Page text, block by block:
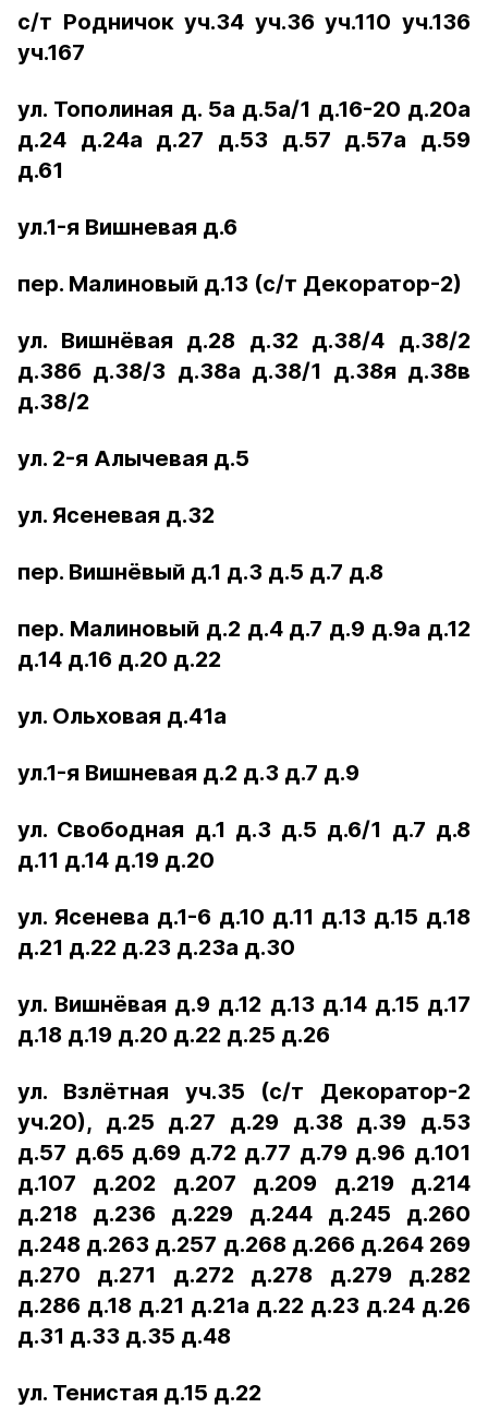
с/т Родничок уч.34 уч.36 уч.110 уч.136
уч.167
ул. Тополиная д. 5а д.5а/1 д.16-20 д.20а
д.24 д.24а д.27 д.53 д.57 д.57а д.59
д.61
ул.1-я Вишневая д.6
пер. Малиновый д.13 (с/т Декоратор-2)
ул. Вишнёвая д.28 д.32 д.38/4 д.38/2
д.38б д.38/3 д.38а д.38/1 д.38я д.38в
д.38/2
ул. 2-я Алычевая д.5
ул. Ясеневая д.32
пер. Вишнёвый д.1 д.3 д.5 д.7 д.8
пер. Малиновый д.2 д.4 д.7 д.9 д.9а д.12
д.14 д.16 д.20 д.22
ул. Ольховая д.41а
ул.1-я Вишневая д.2 д.3 д.7 д.9
ул. Свободная д.1 д.3 д.5 д.6/1 д.7 д.8
д.11 д.14 д.19 д.20
ул. Ясенева д.1-6 д.10 д.11 д.13 д.15 д.18
д.21 д.22 д.23 д.23а д.30
ул. Вишнёвая д.9 д.12 д.13 д.14 д.15 д.17
д.18 д.19 д.20 д.22 д.25 д.26
ул. Взлётная уч.35 (с/т Декоратор-2
уч.20), д.25 д.27 д.29 д.38 д.39 д.53
д.57 д.65 д.69 д.72 д.77 д.79 д.96 д.101
д.107 д.202 д.207 д.209 д.219 д.214
д.218 д.236 д.229 д.244 д.245 д.260
д.248 д.263 д.257 д.268 д.266 д.264 269
д.270 д.271 д.272 д.278 д.279 д.282
д.286 д.18 д.21 д.21а д.22 д.23 д.24 д.26
д.31 д.33 д.35 д.48
ул. Тенистая д.15 д.22